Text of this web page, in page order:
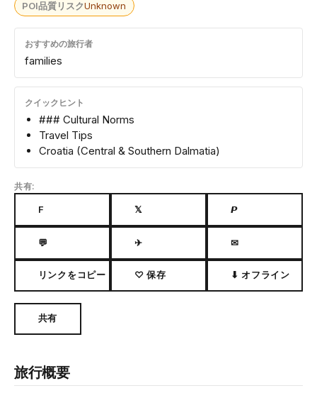
POI品質リスクUnknown
おすすめの旅行者
families
クイックヒント
### Cultural Norms
Travel Tips
Croatia (Central & Southern Dalmatia)
共有:
F 𝕏 𝙋
💬 ✈ ✉
リンクをコピー ♡ 保存 ⬇ オフライン
共有
旅行概要